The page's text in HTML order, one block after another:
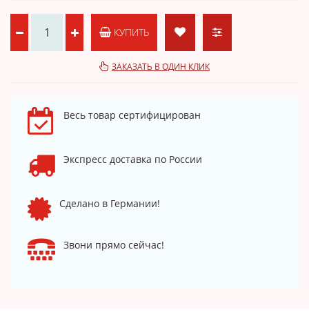
КУПИТЬ
ЗАКАЗАТЬ В ОДИН КЛИК
Весь товар сертифицирован
Экспресс доставка по России
Сделано в Германии!
Звони прямо сейчас!